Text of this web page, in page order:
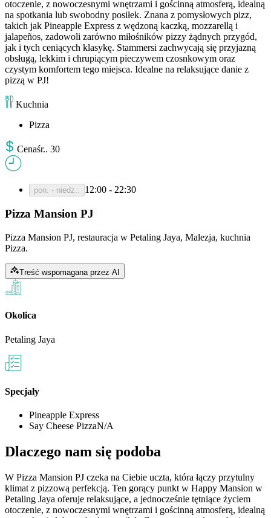
otoczenie, z nowoczesnymi wnętrzami i gościnną atmosferą, idealną
na spotkania lub swobodny posiłek. Znana z pomysłowych pizz,
takich jak Pineapple Express z wędzoną kaczką, mozzarellą i
jalapeños, zadowoli zarówno miłośników pizzy żądnych przygód,
jak i tych ceniących klasykę. Stammersi zachwycają się przyjazną
obsługą, lekkim i chrupiącym pieczywem czosnkowym oraz
czystym komfortem tego miejsca. Idealne na relaksujące danie z
pizzą w PJ!
Kuchnia
Pizza
Cenaśr.. 30
pon. - niedz. : 12:00 - 22:30
Pizza Mansion PJ
Pizza Mansion PJ, restauracja w Petaling Jaya, Malezja, kuchnia
Pizza.
Treść wspomagana przez AI
Okolica
Petaling Jaya
Specjały
Pineapple Express
Say Cheese PizzaN/A
Dlaczego nam się podoba
W Pizza Mansion PJ czeka na Ciebie uczta, która łączy przytulny
klimat z pizzową perfekcją. Ten gorący punkt w Happy Mansion w
Petaling Jaya oferuje relaksujące, a jednocześnie tętniące życiem
otoczenie, z nowoczesnymi wnętrzami i gościnną atmosferą, idealną